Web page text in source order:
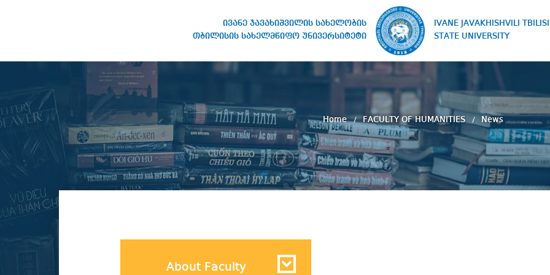
ივანე ჯავახიშვილის სახელობის
თბილისის სახელმწიფო უნივერსიტეტი
IVANE JAVAKHISHVILI TBILISI
STATE UNIVERSITY
STATE UNIVERSITY
Home FACULTY OF HUMANITIES News
About Faculty